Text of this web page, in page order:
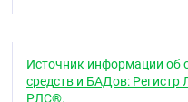
тимидинкиназу,
ацикловир до
взаимодействует с
которая
Источник информации об
средств и БАДов: Регистр
РЛС®.